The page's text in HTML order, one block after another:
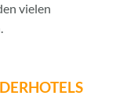
vielen